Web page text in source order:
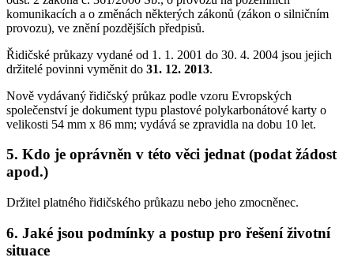
komunikacích a o změnách některých zákonů (zákon o silničním
provozu), ve znění pozdějších předpisů.
Řidičské průkazy vydané od 1. 1. 2001 do 30. 4. 2004 jsou jejich
držitelé povinni vyměnit do 31. 12. 2013.
Nově vydávaný řidičský průkaz podle vzoru Evropských
společenství je dokument typu plastové polykarbonátové karty o
velikosti 54 mm x 86 mm; vydává se zpravidla na dobu 10 let.
5. Kdo je oprávněn v této věci jednat (podat žádost
apod.)
Držitel platného řidičského průkazu nebo jeho zmocněnec.
6. Jaké jsou podmínky a postup pro řešení životní
situace